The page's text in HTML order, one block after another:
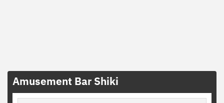
Amusement Bar Shiki